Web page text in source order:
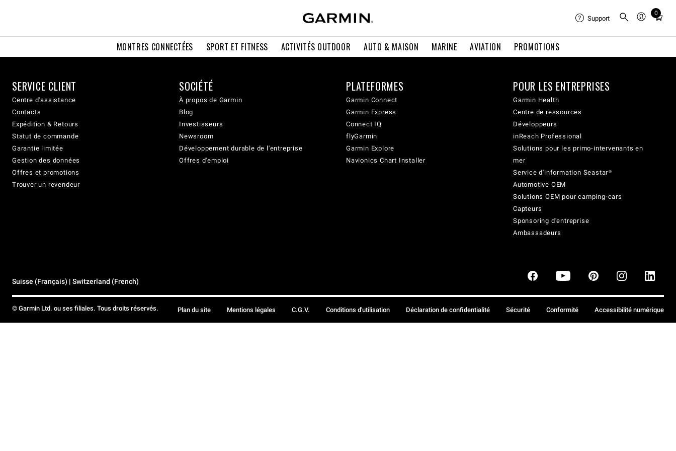
MONTRES CONNECTÉES SPORT ET FITNESS ACTIVITÉS OUTDOOR AUTO & MAISON MARINE AVIATION PROMOTIONS
Support
0
Total
cart:
SERVICE CLIENT
Centre d'assistance
Contacts
Expédition & Retours
Statut de commande
Garantie limitée
Gestion des données
Offres et promotions
Trouver un revendeur
SOCIÉTÉ
À propos de Garmin
Blog
Investisseurs
Newsroom
Développement durable de l'entreprise
Offres d'emploi
PLATEFORMES
Garmin Connect
Garmin Express
Connect IQ
flyGarmin
Garmin Explore
Navionics Chart Installer
POUR LES ENTREPRISES
Garmin Health
Centre de ressources
Développeurs
inReach Professional
Solutions pour les primo-intervenants en
mer
Service d'information Seastar®
Automotive OEM
Solutions OEM pour camping-cars
Capteurs
Sponsoring d'entreprise
Ambassadeurs
Suisse (Français) | Switzerland (French)
© Garmin Ltd. ou ses filiales. Tous droits réservés. Plan du site Mentions légales C.G.V. Conditions d'utilisation Déclaration de confidentialité Sécurité Conformité Accessibilité numérique